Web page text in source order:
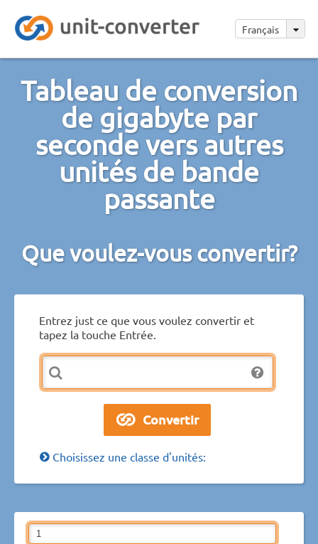
Français
Tableau de conversion
de gigabyte par
seconde vers autres
unités de bande
passante
Que voulez-vous convertir?
Entrez just ce que vous voulez convertir et
tapez la touche Entrée.
Choisissez une classe d'unités: